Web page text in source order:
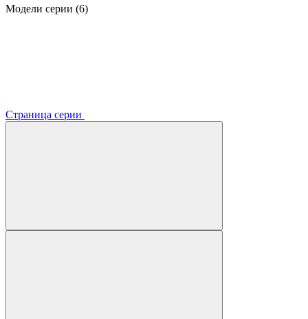
Модели серии (6)
Страница серии